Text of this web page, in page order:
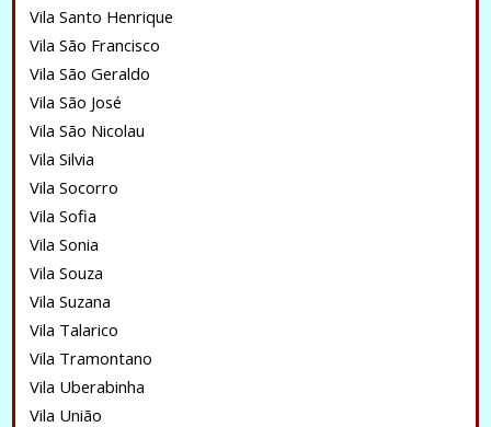
Vila Santo Henrique
Vila São Francisco
Vila São Geraldo
Vila São José
Vila São Nicolau
Vila Silvia
Vila Socorro
Vila Sofia
Vila Sonia
Vila Souza
Vila Suzana
Vila Talarico
Vila Tramontano
Vila Uberabinha
Vila União